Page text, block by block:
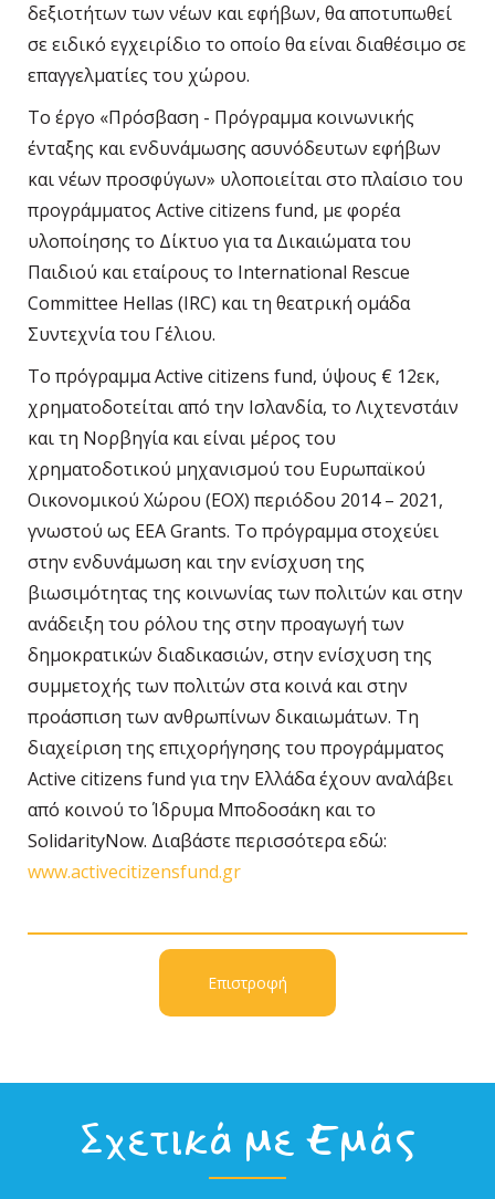
δεξιοτήτων των νέων και εφήβων, θα αποτυπωθεί
σε ειδικό εγχειρίδιο το οποίο θα είναι διαθέσιμο σε
επαγγελματίες του χώρου.
Το έργο «Πρόσβαση - Πρόγραμμα κοινωνικής
ένταξης και ενδυνάμωσης ασυνόδευτων εφήβων
και νέων προσφύγων» υλοποιείται στο πλαίσιο του
προγράμματος Active citizens fund, με φορέα
υλοποίησης το Δίκτυο για τα Δικαιώματα του
Παιδιού και εταίρους το International Rescue
Committee Hellas (IRC) και τη θεατρική ομάδα
Συντεχνία του Γέλιου.
Το πρόγραμμα Active citizens fund, ύψους € 12εκ,
χρηματοδοτείται από την Ισλανδία, το Λιχτενστάιν
και τη Νορβηγία και είναι μέρος του
χρηματοδοτικού μηχανισμού του Ευρωπαϊκού
Οικονομικού Χώρου (ΕΟΧ) περιόδου 2014 – 2021,
γνωστού ως EEA Grants. Το πρόγραμμα στοχεύει
στην ενδυνάμωση και την ενίσχυση της
βιωσιμότητας της κοινωνίας των πολιτών και στην
ανάδειξη του ρόλου της στην προαγωγή των
δημοκρατικών διαδικασιών, στην ενίσχυση της
συμμετοχής των πολιτών στα κοινά και στην
προάσπιση των ανθρωπίνων δικαιωμάτων. Τη
διαχείριση της επιχορήγησης του προγράμματος
Active citizens fund για την Ελλάδα έχουν αναλάβει
από κοινού το Ίδρυμα Μποδοσάκη και το
SolidarityNow. Διαβάστε περισσότερα εδώ:
www.activecitizensfund.gr
Επιστροφή
Σχετικά με Εμάς